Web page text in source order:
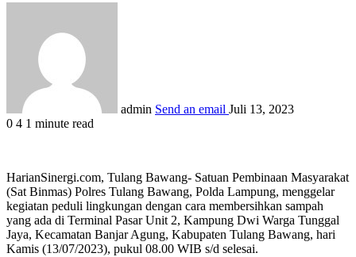
admin Send an email Juli 13, 2023
0 4 1 minute read
HarianSinergi.com, Tulang Bawang- Satuan Pembinaan Masyarakat
(Sat Binmas) Polres Tulang Bawang, Polda Lampung, menggelar
kegiatan peduli lingkungan dengan cara membersihkan sampah
yang ada di Terminal Pasar Unit 2, Kampung Dwi Warga Tunggal
Jaya, Kecamatan Banjar Agung, Kabupaten Tulang Bawang, hari
Kamis (13/07/2023), pukul 08.00 WIB s/d selesai.